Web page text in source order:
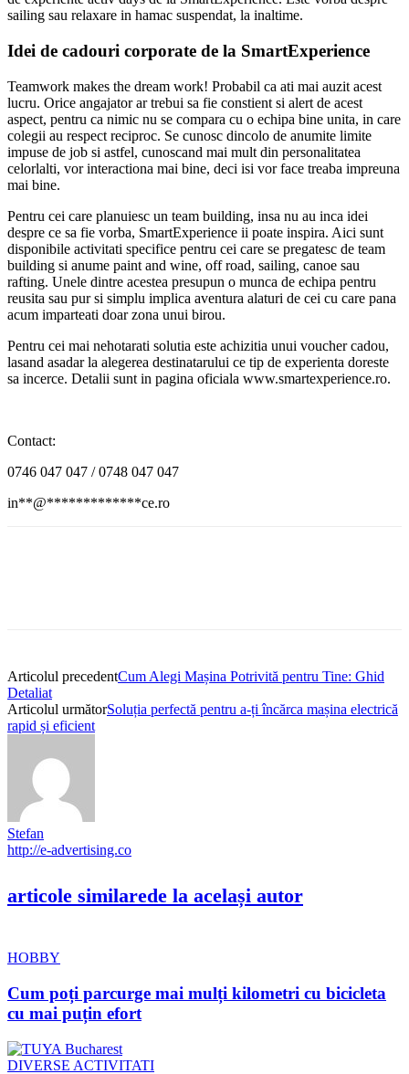
sailing sau relaxare in hamac suspendat, la inaltime.
Idei de cadouri corporate de la SmartExperience
Teamwork makes the dream work! Probabil ca ati mai auzit acest
lucru. Orice angajator ar trebui sa fie constient si alert de acest
aspect, pentru ca nimic nu se compara cu o echipa bine unita, in care
colegii au respect reciproc. Se cunosc dincolo de anumite limite
impuse de job si astfel, cunoscand mai mult din personalitatea
celorlalti, vor interactiona mai bine, deci isi vor face treaba impreuna
mai bine.
Pentru cei care planuiesc un team building, insa nu au inca idei
despre ce sa fie vorba, SmartExperience ii poate inspira. Aici sunt
disponibile activitati specifice pentru cei care se pregatesc de team
building si anume paint and wine, off road, sailing, canoe sau
rafting. Unele dintre acestea presupun o munca de echipa pentru
reusita sau pur si simplu implica aventura alaturi de cei cu care pana
acum imparteati doar zona unui birou.
Pentru cei mai nehotarati solutia este achizitia unui voucher cadou,
lasand asadar la alegerea destinatarului ce tip de experienta doreste
sa incerce. Detalii sunt in pagina oficiala www.smartexperience.ro.
Contact:
0746 047 047 / 0748 047 047
in**@*************ce.ro
Articolul precedentCum Alegi Mașina Potrivită pentru Tine: Ghid
Detaliat
Articolul următorSoluția perfectă pentru a-ți încărca mașina electrică
rapid și eficient
Stefan
http://e-advertising.co
articole similarede la același autor
HOBBY
Cum poți parcurge mai mulți kilometri cu bicicleta
cu mai puțin efort
DIVERSE ACTIVITATI